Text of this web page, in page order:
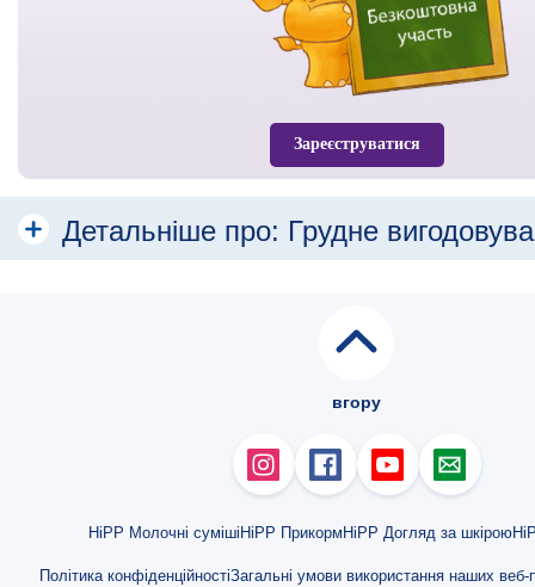
Зареєструватися
Детальніше про: Грудне
Як збільшити кількість грудного молока?
Що потрібно враховувати при грудному вигодовуванні?
вгору
HiPP Молочні суміші HiPP Прикорм HiPP Догляд за шкірою
Політика конфіденційностіЗагальні умови використання наших веб-